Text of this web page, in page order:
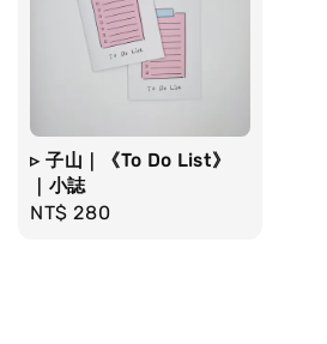
▹ 子山｜《To Do List》
｜小誌
Regular
NT$ 280